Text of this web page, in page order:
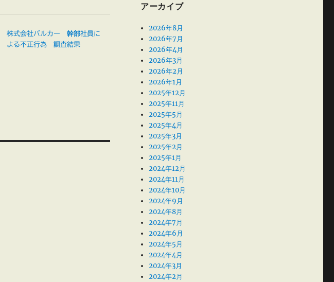
株式会社バルカー 幹部社員に
よる不正行為 調査結果
アーカイブ
2026年8月
2026年7月
2026年4月
2026年3月
2026年2月
2026年1月
2025年12月
2025年11月
2025年5月
2025年4月
2025年3月
2025年2月
2025年1月
2024年12月
2024年11月
2024年10月
2024年9月
2024年8月
2024年7月
2024年6月
2024年5月
2024年4月
2024年3月
2024年2月